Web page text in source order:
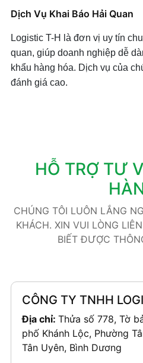
Dịch Vụ Khai Báo Hải Quan
Logistic T-H là đơn vị uy tín
quan, giúp doanh nghiệp dễ
khẩu hàng hóa. Dịch vụ của
đánh giá cao.
HỖ TRỢ TƯ
CHÚNG TÔI LUÔN LẮNG
KHÁCH. XIN VUI LÒNG
BIẾT ĐƯỢC
CÔNG TY TNHH
Địa chỉ: Thửa số 778, Tờ
phố Khánh Lộc, Phường
Tân Uyên, Bình Dương